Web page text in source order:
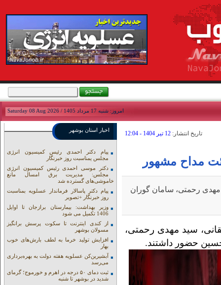
امروز: شنبه 17 مرداد 1405 / Saturday 08 Aug 2026
تاريخ انتشار: 12 تير 1404 - 12:04
مداح مشهور
رحمتی، سامان گوران
سید مهدی رحمتی،
حضور داشتند.
اخبار استان بوشهر
پیام دکتر احمدی رئیس کمیسیون انرژی
مجلس یمناسبت روز خبرنگار
دکتر موسی احمدی رئیس کمیسیون انرژی
مجلس: مدیریت برق امسال مانع
خاموشی‌های گسترده شد
پیام دکتر پاسالار فرماندار عسلویه بمناسبت
روز خبرنگار +تصویر
وزیر بهداشت: بیمارستان برازجان تا اوایل
1406 تکمیل می شود
از کندی اینترنت تا سکوت پرسش برانگیز
مسولان بوشهر
افزایش تولید خرما به لطف بارش‌های خوب
بهار
آبشیرین‌کن عسلویه هفته دولت به بهره‌برداری
می‌رسد
ثبت دمای ۵۰ درجه در اهرم و خورموج؛ گرمای
شدید در بوشهر تا شنبه